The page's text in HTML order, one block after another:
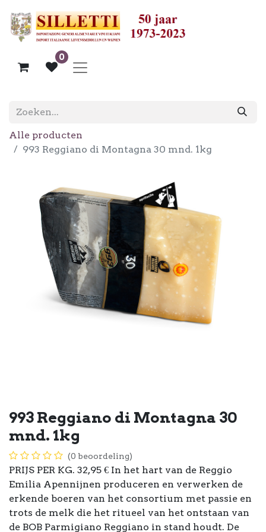
0
Alle producten
993 Reggiano di Montagna 30 mnd. 1kg
993 Reggiano di Montagna 30
mnd. 1kg
(0 beoordeling)
PRIJS PER KG. 32,95 € In het hart van de Reggio
Emilia Apennijnen produceren en verwerken de
erkende boeren van het consortium met passie en
trots de melk die het ritueel van het ontstaan van
de BOB Parmigiano Reggiano in stand houdt. De